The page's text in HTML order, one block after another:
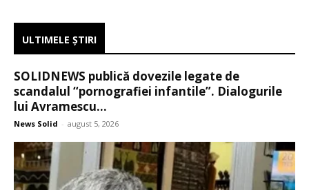
ULTIMELE ŞTIRI
SOLIDNEWS publică dovezile legate de
scandalul “pornografiei infantile”. Dialogurile
lui Avramescu...
News Solid - august 5, 2026